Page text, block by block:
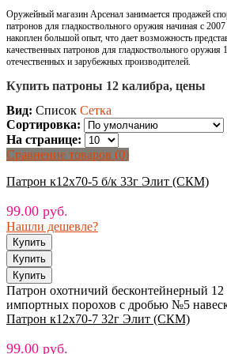
Оружейный магазин Арсенал занимается продажей
патронов для гладкоствольного оружия начиная с
накоплен большой опыт, что дает возможность
качественных патронов для гладкоствольного оружия
отечественных и зарубежных производителей.
Купить патроны 12 калибра, цены
Вид: Список Сетка
Сортировка:
На странице:
Сравнение товаров (0)
Патрон к12х70-5 б/к 33г Элит (СКМ)
99.00 руб.
Нашли дешевле?
Патрон охотничий бесконтейнерный 12
импортных порохов с дробью №5
Патрон к12х70-7 32г Элит (СКМ)
99.00 руб.